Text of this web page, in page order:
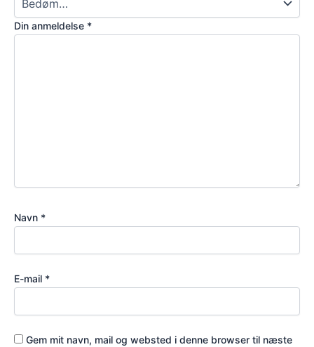
Din anmeldelse *
Navn *
E-mail *
Gem mit navn, mail og websted i denne browser til næste